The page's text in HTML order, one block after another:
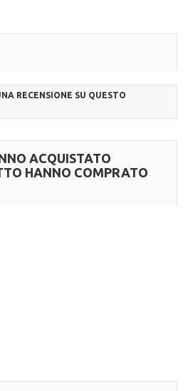
RECENSIONE SU QUESTO
ACQUISTATO
HANNO COMPRATO